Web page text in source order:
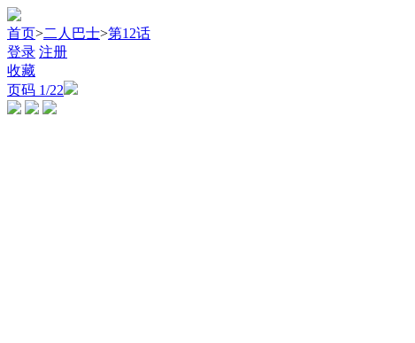
首页>二人巴士>第12话
登录 注册
收藏
页码 1/22